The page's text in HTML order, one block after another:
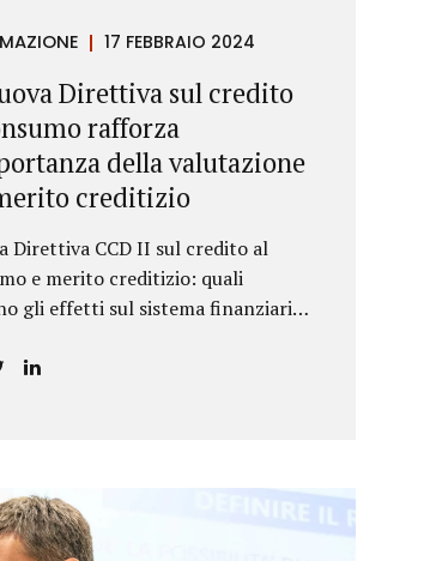
17 FEBBRAIO 2024
Direttiva sul credito
rafforza
della valutazione
creditizio
al
e merito creditizio: quali
gli effetti sul sistema finanziario e